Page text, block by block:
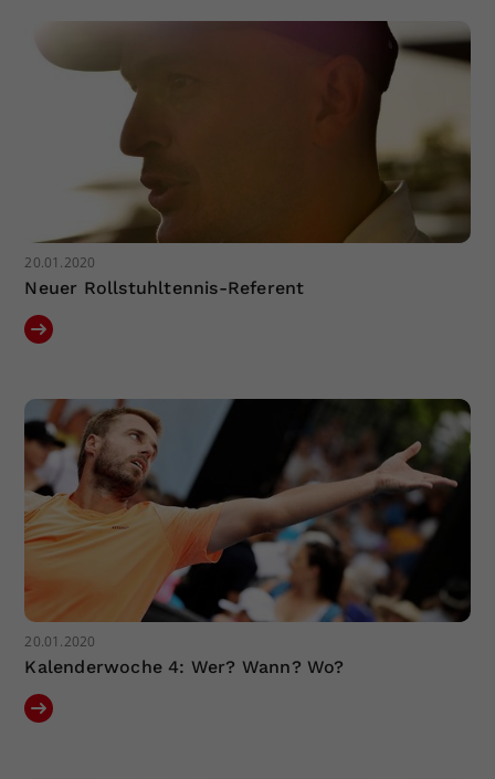
20.01.2020
Neuer Rollstuhltennis-Referent
20.01.2020
Kalenderwoche 4: Wer? Wann? Wo?
Dieser Wert speichert Ihre Consent-
Einstellungen. Unter anderem eine
historische Speicherung Ihrer
vorgenommen Einstellungen, falls der
Webseiten-Betreiber dies eingestellt